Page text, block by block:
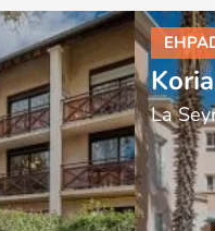
La